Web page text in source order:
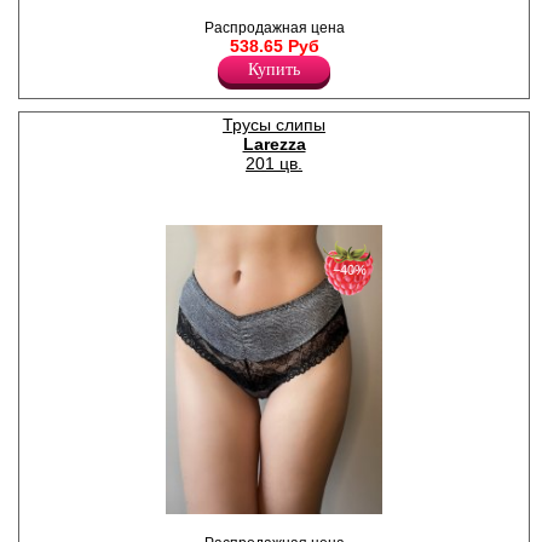
вставками, х/б ластовица.
Полиамид 70%
Хлопок 15%
Полиэстер 15%
Распродажная цена
538.65 Руб
Купить
Трусы слипы
Larezza
201 цв.
−40%